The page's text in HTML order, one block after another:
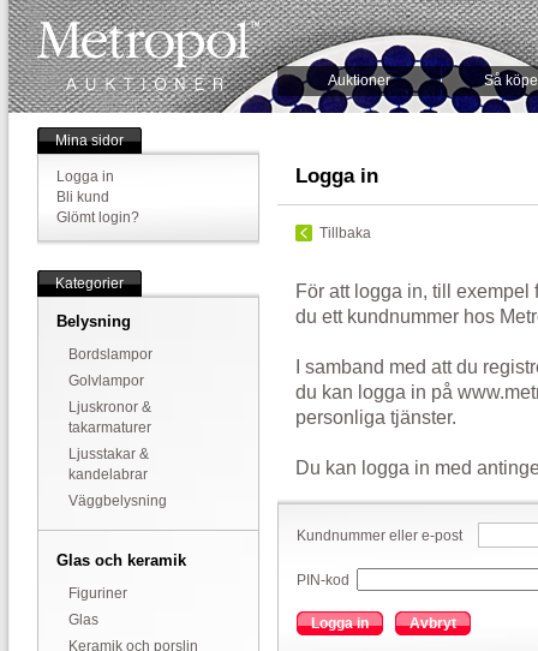
Auktioner Så
Mina sidor
Logga in
Bli kund
Glömt login?
Kategorier
Belysning
Bordslampor
Golvlampor
Ljuskronor &
takarmaturer
Ljusstakar &
kandelabrar
Väggbelysning
Glas och keramik
Figuriner
Glas
Keramik och porslin
Logga in
Tillbaka
För att logga in, till exempel
du ett kundnummer hos
I samband med att du
du kan logga in på
personliga tjänster.
Du kan logga in med
Kundnummer eller e-post
PIN-kod
Logga in Avbryt